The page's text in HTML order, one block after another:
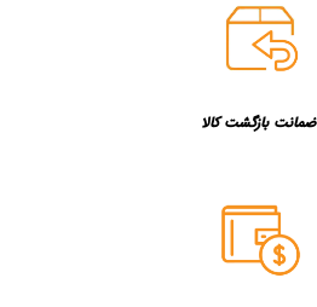
ضمانت بازگشت کالا